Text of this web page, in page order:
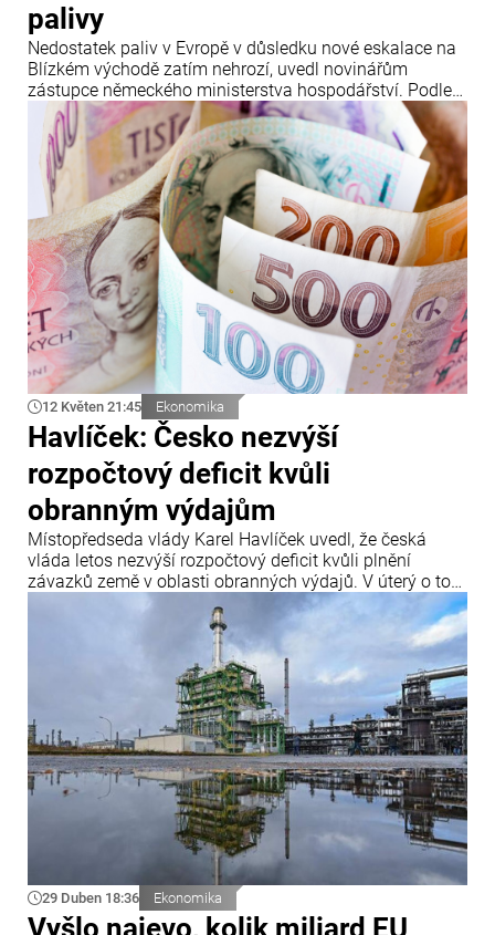
palivy
Nedostatek paliv v Evropě v důsledku nové eskalace na
Blízkém východě zatím nehrozí, uvedl novinářům
zástupce německého ministerstva hospodářství. Podle
jeho slov se situace v regionu znovu náhle vyostřila.
12 Květen 21:45 Ekonomika
Havlíček: Česko nezvýší
rozpočtový deficit kvůli
obranným výdajům
Místopředseda vlády Karel Havlíček uvedl, že česká
vláda letos nezvýší rozpočtový deficit kvůli plnění
závazků země v oblasti obranných výdajů. V úterý o tom
informoval server Novinky.cz.
29 Duben 18:36 Ekonomika